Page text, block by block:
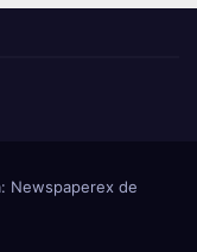
Newspaperex de